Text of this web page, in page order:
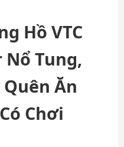
Hồ VTC
Nổ Tung,
Quên Ăn
Chơi